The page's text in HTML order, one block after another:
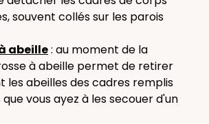
souvent collés sur les parois
abeille: au moment de la
à abeille permet de retirer
les abeilles des cadres remplis
que vous ayez à les secouer d'un